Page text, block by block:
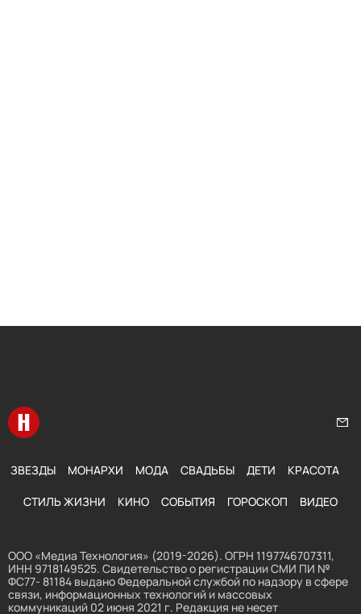
Перейти на главную
ЗВЕЗДЫ МОНАРХИ МОДА СВАДЬБЫ ДЕТИ КРАСОТА
СТИЛЬ ЖИЗНИ КИНО СОБЫТИЯ ГОРОСКОП ВИДЕО
ООО «Медиа Технология» (2019-2026). ОГРН 1197746707311,
ИНН 9718149525. Свидетельство о регистрации СМИ ПИ №
ФС77- 81184 выдано Федеральной службой по надзору в сфере
связи, информационных технологий и массовых
коммуникаций 02 июня 2021 г. Редакция не несет